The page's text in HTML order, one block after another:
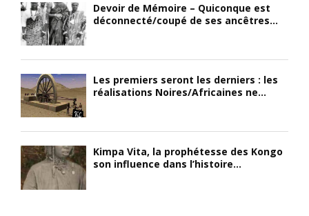
Devoir de Mémoire – Quiconque est
déconnecté/coupé de ses ancêtres...
Les premiers seront les derniers : les
réalisations Noires/Africaines ne...
Kimpa Vita, la prophétesse des Kongo
son influence dans l’histoire...